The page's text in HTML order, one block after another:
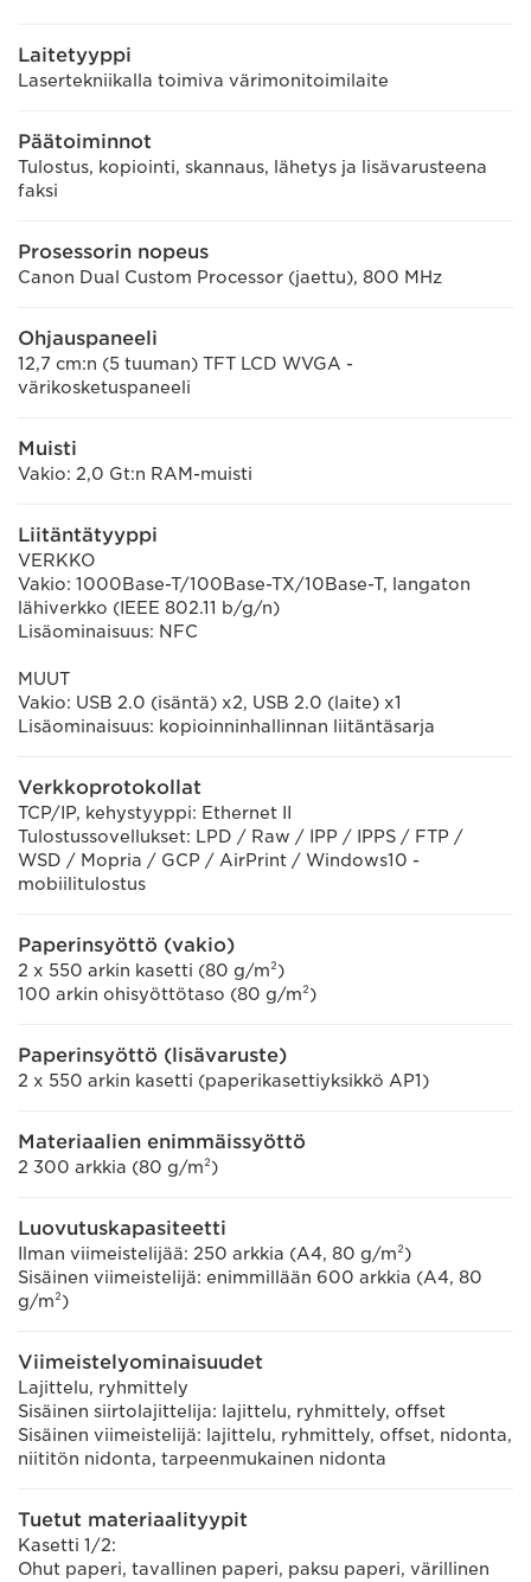
Laitetyyppi
Lasertekniikalla toimiva värimonitoimilaite
Päätoiminnot
Tulostus, kopiointi, skannaus, lähetys ja lisävarusteena
faksi
Prosessorin nopeus
Canon Dual Custom Processor (jaettu), 800 MHz
Ohjauspaneeli
12,7 cm:n (5 tuuman) TFT LCD WVGA -
värikosketuspaneeli
Muisti
Vakio: 2,0 Gt:n RAM-muisti
Liitäntätyyppi
VERKKO
Vakio: 1000Base-T/100Base-TX/10Base-T, langaton
lähiverkko (IEEE 802.11 b/g/n)
Lisäominaisuus: NFC
MUUT
Vakio: USB 2.0 (isäntä) x2, USB 2.0 (laite) x1
Lisäominaisuus: kopioinninhallinnan liitäntäsarja
Verkkoprotokollat
TCP/IP, kehystyyppi: Ethernet II
Tulostussovellukset: LPD / Raw / IPP / IPPS / FTP /
WSD / Mopria / GCP / AirPrint / Windows10 -
mobiilitulostus
Paperinsyöttö (vakio)
2 x 550 arkin kasetti (80 g/m²)
100 arkin ohisyöttötaso (80 g/m²)
Paperinsyöttö (lisävaruste)
2 x 550 arkin kasetti (paperikasettiyksikkö AP1)
Materiaalien enimmäissyöttö
2 300 arkkia (80 g/m²)
Luovutuskapasiteetti
Ilman viimeistelijää: 250 arkkia (A4, 80 g/m²)
Sisäinen viimeistelijä: enimmillään 600 arkkia (A4, 80
g/m²)
Viimeistelyominaisuudet
Lajittelu, ryhmittely
Sisäinen siirtolajittelija: lajittelu, ryhmittely, offset
Sisäinen viimeistelijä: lajittelu, ryhmittely, offset, nidonta,
niititön nidonta, tarpeenmukainen nidonta
Tuetut materiaalityypit
Kasetti 1/2:
Ohut paperi, tavallinen paperi, paksu paperi, värillinen